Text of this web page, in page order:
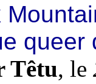
queer
Têtu, le